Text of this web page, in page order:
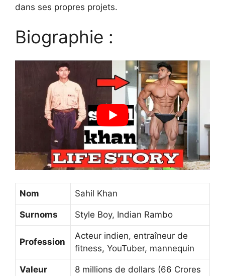
dans ses propres projets.
Biographie :
Nom Sahil Khan
Surnoms Style Boy, Indian Rambo
Profession
Acteur indien, entraîneur de
fitness, YouTuber, mannequin
Valeur 8 millions de dollars (66 Crores